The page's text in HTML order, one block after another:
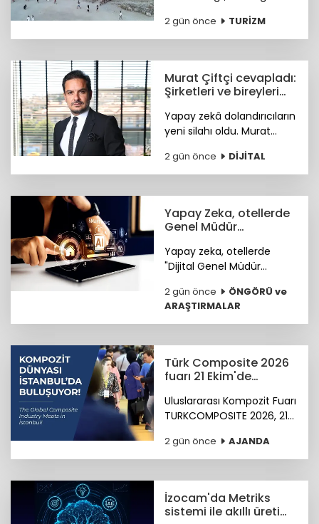
sosyal yaşamı ve fiyat-
performans avantajıyla
2 gün önce TURİZM
Murat Çiftçi cevapladı:
Şirketleri ve bireyleri
neler?
Yapay zekâ dolandırıcıların
yeni silahı oldu. Murat
bekleyen siber riskler
neler? sorusunu cevapladı.
2 gün önce DİJİTAL
Yapay Zeka, otellerde
Genel Müdür
hazırlanıyor
Yapay zeka, otellerde
"Dijital Genel Müdür
hazırlanıyor.
2 gün önce
ÖNGÖRÜ ve
ARAŞTIRMALAR
Türk Composite 2026
fuarı 21 Ekim'de
Uluslararası Kompozit Fuarı
TURKCOMPOSITE 2026, 21-
İstanbul Fuar Merkezi’nde
düzenlenecek.
2 gün önce AJANDA
İzocam'da Metriks
sistemi ile akıllı üretim